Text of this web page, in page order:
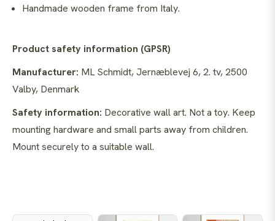
Handmade wooden frame from Italy.
Product safety information (GPSR)
Manufacturer: ML Schmidt, Jernæblevej 6, 2. tv, 2500
Valby, Denmark
Safety information: Decorative wall art. Not a toy. Keep
mounting hardware and small parts away from children.
Mount securely to a suitable wall.